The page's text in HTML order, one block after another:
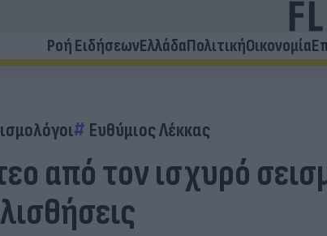
Ροή ΕιδήσεωνΕλλάδαΠολιτικήΟικονομία
Ευθύμιος Λέκκας
από τον ισχυρό